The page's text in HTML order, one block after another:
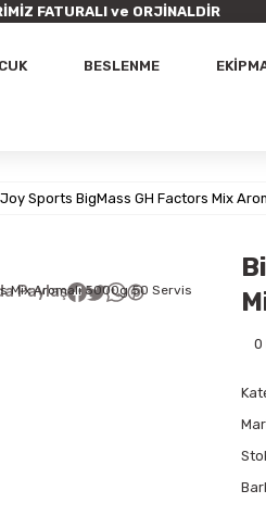
FATURALI ve ORJİNALDİR
BESLENME
Sports BigMass GH Factors Mix
Paylaş
0